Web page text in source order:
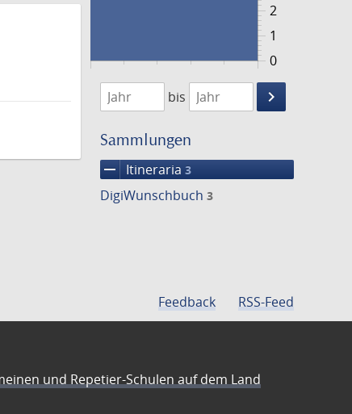
0
1
2
1841
1842
bis
keyboard_arrow_right
Suche
Sammlungen
remove Itineraria 3
DigiWunschbuch 3
Feedback RSS-Feed
und Repetier-Schulen auf dem Land